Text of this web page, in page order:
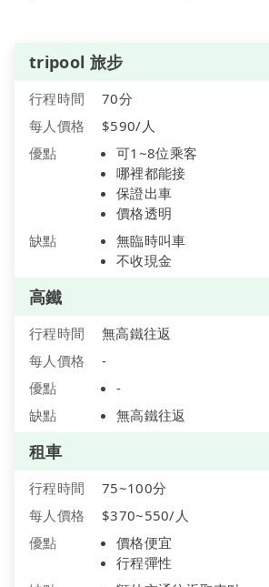
tripool 旅步
行程時間
70分
每人價格
$590/人
優點
可1~8位乘客
哪裡都能接
保證出車
價格透明
缺點
無臨時叫車
不收現金
高鐵
行程時間
無高鐵往返
每人價格
-
優點
-
缺點
無高鐵往返
租車
行程時間
75~100分
每人價格
$370~550/人
優點
價格便宜
行程彈性